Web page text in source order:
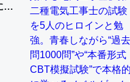
利だから両方が拮抗してるので
学
ミ